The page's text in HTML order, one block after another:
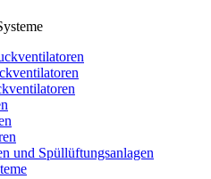
und Spüllüftungsanlagen